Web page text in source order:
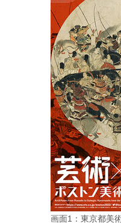
画面1：東京都美